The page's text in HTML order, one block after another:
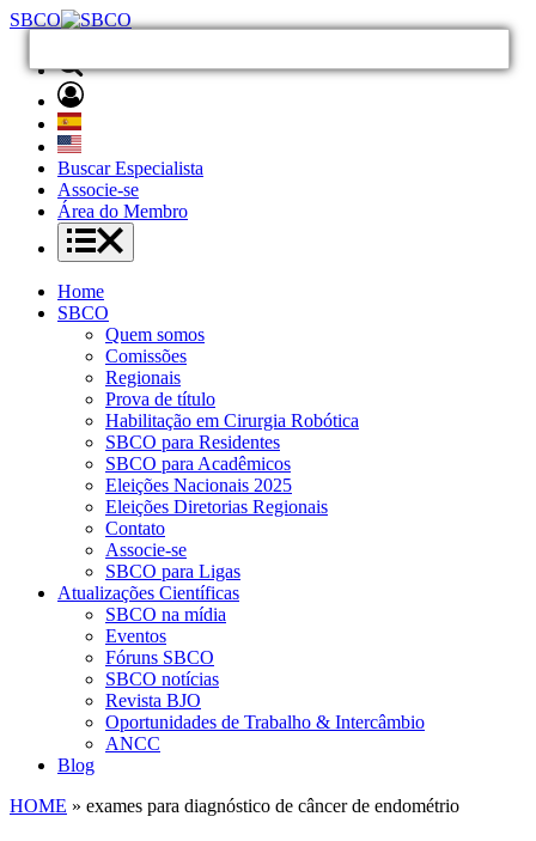
SBCO
Buscar Especialista
Associe-se
Área do Membro
Home
SBCO
Quem somos
Comissões
Regionais
Prova de título
Habilitação em Cirurgia Robótica
SBCO para Residentes
SBCO para Acadêmicos
Eleições Nacionais 2025
Eleições Diretorias Regionais
Contato
Associe-se
SBCO para Ligas
Atualizações Científicas
SBCO na mídia
Eventos
Fóruns SBCO
SBCO notícias
Revista BJO
Oportunidades de Trabalho & Intercâmbio
ANCC
Blog
HOME » exames para diagnóstico de câncer de endométrio